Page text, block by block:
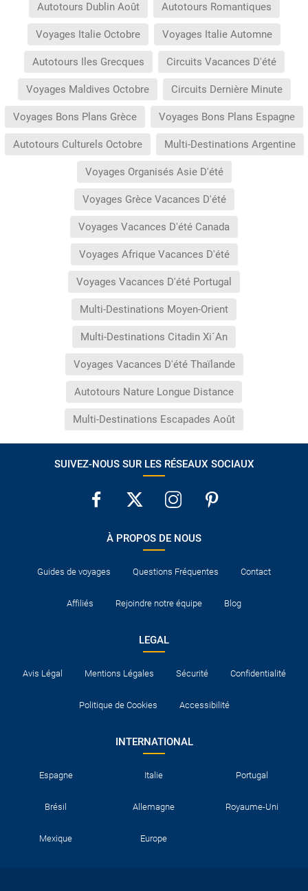
Autotours Dublin Août Autotours Romantiques
Voyages Italie Octobre Voyages Italie Automne
Autotours Iles Grecques Circuits Vacances D'été
Voyages Maldives Octobre Circuits Dernière Minute
Voyages Bons Plans Grèce Voyages Bons Plans Espagne
Autotours Culturels Octobre Multi-Destinations Argentine
Voyages Organisés Asie D'été
Voyages Grèce Vacances D'été
Voyages Vacances D'été Canada
Voyages Afrique Vacances D'été
Voyages Vacances D'été Portugal
Multi-Destinations Moyen-Orient
Multi-Destinations Citadin Xi´An
Voyages Vacances D'été Thaïlande
Autotours Nature Longue Distance
Multi-Destinations Escapades Août
SUIVEZ-NOUS SUR LES RÉSEAUX SOCIAUX
À PROPOS DE NOUS
Guides de voyages Questions Fréquentes Contact
Affiliés Rejoindre notre équipe Blog
LEGAL
Avis Légal Mentions Légales Sécurité Confidentialité
Politique de Cookies Accessibilité
INTERNATIONAL
Espagne Italie Portugal
Brésil Allemagne Royaume-Uni
Mexique Europe